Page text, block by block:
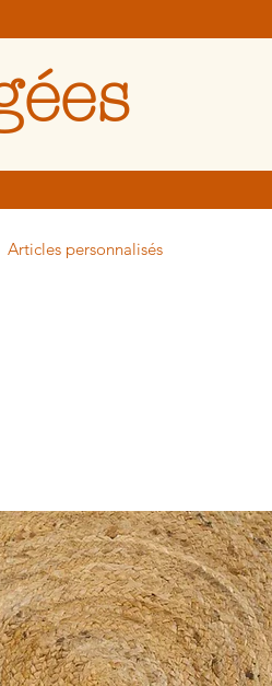
Articles personnalisés